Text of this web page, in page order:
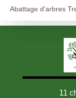
Abattage d'arbres
11